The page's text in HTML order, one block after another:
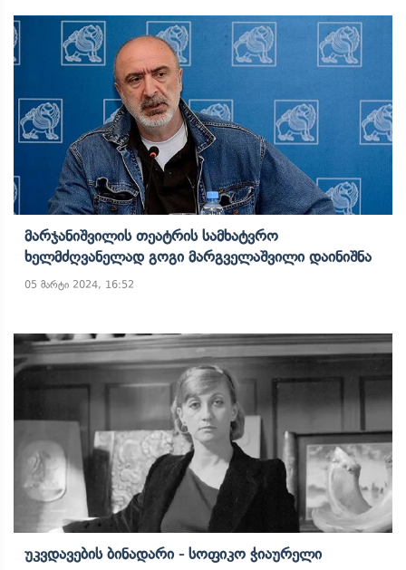
Მარჯანიშვილის Თეატრის Სამხატვრო
Ხელმძღვანელად Გოგი Მარგველაშვილი Დაინიშნა
05 მარტი 2024, 16:52
Უკვდავების Ბინადარი - Სოფიკო Ჭიაურელი